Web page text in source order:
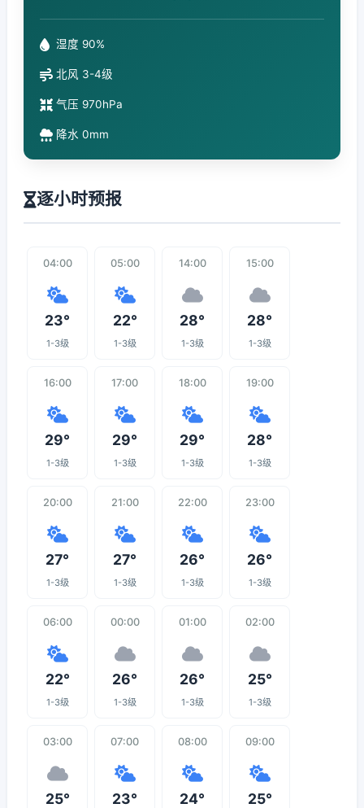
湿度 90%
北风 3-4级
气压 970hPa
降水 0mm
逐小时预报
04:00
23°
1-3级
05:00
22°
1-3级
14:00
28°
1-3级
15:00
28°
1-3级
16:00
29°
1-3级
17:00
29°
1-3级
18:00
29°
1-3级
19:00
28°
1-3级
20:00
27°
1-3级
21:00
27°
1-3级
22:00
26°
1-3级
23:00
26°
1-3级
06:00
22°
1-3级
00:00
26°
1-3级
01:00
26°
1-3级
02:00
25°
1-3级
03:00
25°
07:00
23°
08:00
24°
09:00
25°